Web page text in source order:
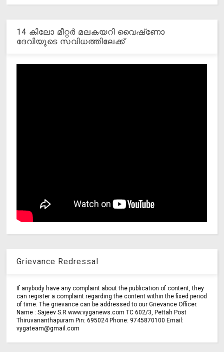
14 കിലോ മീറ്റര്‍ മലകയറി വൈഷ്‌ണോ
ദേവിയുടെ സവിധത്തിലേക്ക്
Grievance Redressal
If anybody have any complaint about the publication of content, they
can register a complaint regarding the content within the fixed period
of time. The grievance can be addressed to our Grievance Officer.
Name : Sajeev S.R www.vyganews.com TC 602/3, Pettah Post
Thiruvananthapuram Pin: 695024 Phone: 9745870100 Email:
vygateam@gmail.com